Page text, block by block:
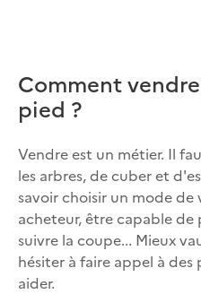
Comment
pied ?
Vendre est un métier. Il
les arbres, de cuber et
savoir choisir un mode de
acheteur, être capable de
suivre la coupe... Mieux
hésiter à faire appel à des
aider.